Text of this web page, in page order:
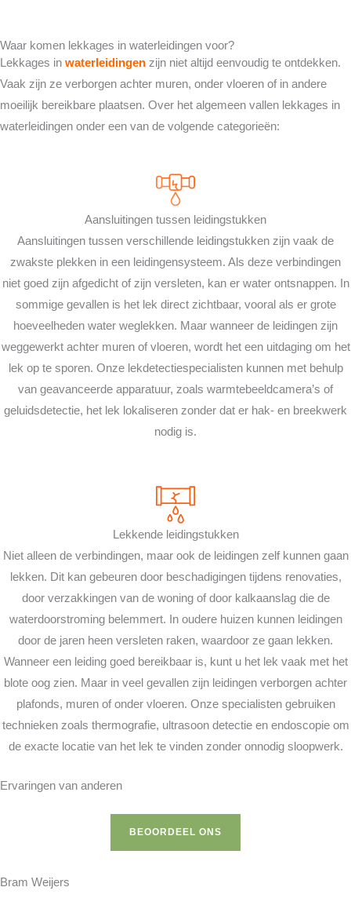
Waar komen lekkages in waterleidingen voor?
Lekkages in waterleidingen zijn niet altijd eenvoudig te ontdekken.
Vaak zijn ze verborgen achter muren, onder vloeren of in andere
moeilijk bereikbare plaatsen. Over het algemeen vallen lekkages in
waterleidingen onder een van de volgende categorieën:
Aansluitingen tussen leidingstukken
Aansluitingen tussen verschillende leidingstukken zijn vaak de
zwakste plekken in een leidingensysteem. Als deze verbindingen
niet goed zijn afgedicht of zijn versleten, kan er water ontsnappen. In
sommige gevallen is het lek direct zichtbaar, vooral als er grote
hoeveelheden water weglekken. Maar wanneer de leidingen zijn
weggewerkt achter muren of vloeren, wordt het een uitdaging om het
lek op te sporen. Onze lekdetectiespecialisten kunnen met behulp
van geavanceerde apparatuur, zoals warmtebeeldcamera’s of
geluidsdetectie, het lek lokaliseren zonder dat er hak- en breekwerk
nodig is.
Lekkende leidingstukken
Niet alleen de verbindingen, maar ook de leidingen zelf kunnen gaan
lekken. Dit kan gebeuren door beschadigingen tijdens renovaties,
door verzakkingen van de woning of door kalkaanslag die de
waterdoorstroming belemmert. In oudere huizen kunnen leidingen
door de jaren heen versleten raken, waardoor ze gaan lekken.
Wanneer een leiding goed bereikbaar is, kunt u het lek vaak met het
blote oog zien. Maar in veel gevallen zijn leidingen verborgen achter
plafonds, muren of onder vloeren. Onze specialisten gebruiken
technieken zoals thermografie, ultrasoon detectie en endoscopie om
de exacte locatie van het lek te vinden zonder onnodig sloopwerk.
Ervaringen van anderen
BEOORDEEL ONS
Bram Weijers